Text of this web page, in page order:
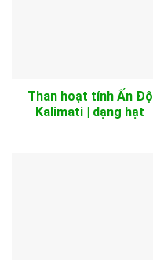
Than hoạt tính Ấn Độ
Kalimati | dạng hạt